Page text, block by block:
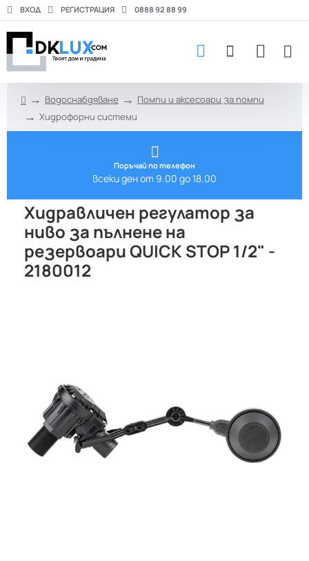
ВХОД РЕГИСТРАЦИЯ 0888 92 88 99
Водоснабдяване
Помпи и аксесоари за помпи
Хидрофорни системи
Поръчай по телефон
всеки ден от 9.00 до 18.00
Хидравличен регулатор за
ниво за пълнене на
резервоари QUICK STOP 1/2" -
2180012